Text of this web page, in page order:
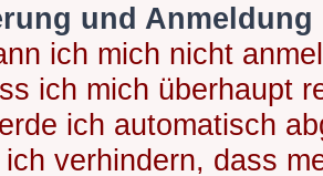
und Anmeldung
ich mich nicht
ich mich überhaupt
ich automatisch
verhindern, dass